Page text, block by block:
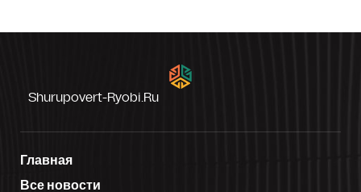
Shurupovert-Ryobi.ru
Главная
Все новости